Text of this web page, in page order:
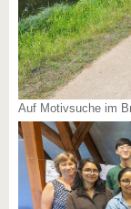
Auf Motivsuche im